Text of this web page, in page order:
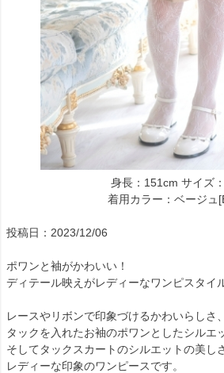
身長：151cm サイズ
着用カラー：ベージュ
投稿日：2023/12/06
ポワンと袖がかわいい！
ディテール映えがレディーなワンピスタイ
レースやリボンで印象づけるかわいらしさ
タックを入れたお袖のポワンとしたシルエ
そしてタックスカートのシルエットの美し
レディーな印象のワンピースです。